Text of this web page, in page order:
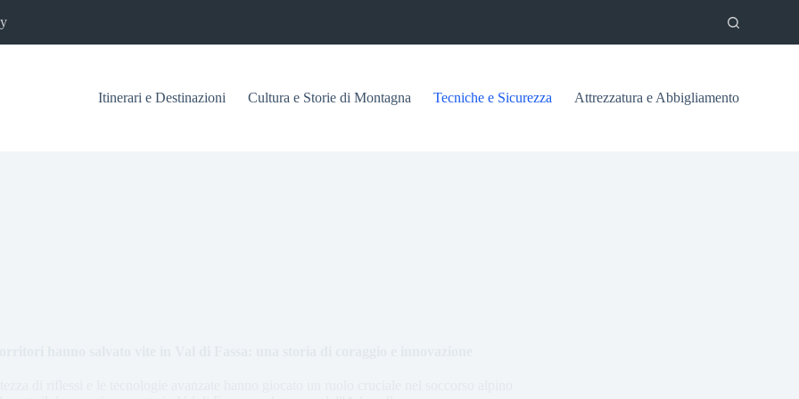
Itinerari e Destinazioni Cultura e Storie di Montagna Tecniche e Sicurezza Attrezzatura e Abbigliamento